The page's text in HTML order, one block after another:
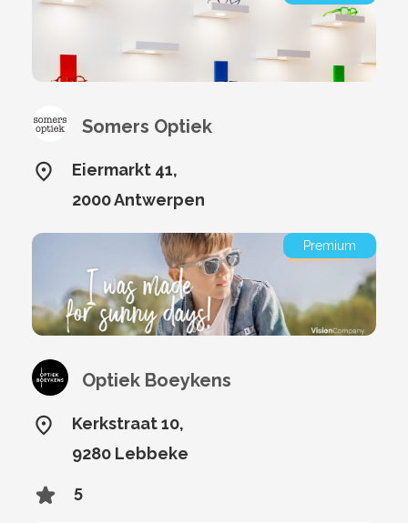
Somers Optiek
Eiermarkt 41,
2000 Antwerpen
Premium
Optiek Boeykens
Kerkstraat 10,
9280 Lebbeke
5